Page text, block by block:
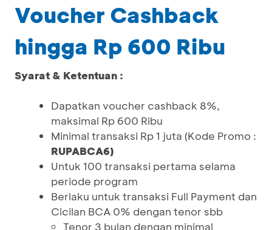
Voucher Cashback
hingga Rp 600 Ribu
Syarat & Ketentuan :
Dapatkan voucher cashback 8%,
maksimal Rp 600 Ribu
Minimal transaksi Rp 1 juta (Kode Promo :
RUPABCA6)
Untuk 100 transaksi pertama selama
periode program
Berlaku untuk transaksi Full Payment dan
Cicilan BCA 0% dengan tenor sbb
Tenor 3 bulan dengan minimal